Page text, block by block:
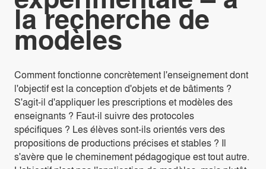
la recherche de
modèles
Comment fonctionne concrètement l'enseignement dont
l'objectif est la conception d'objets et de bâtiments ?
S'agit-il d'appliquer les prescriptions et modèles des
enseignants ? Faut-il suivre des protocoles
spécifiques ? Les élèves sont-ils orientés vers des
propositions de productions précises et stables ? Il
s'avère que le cheminement pédagogique est tout autre.